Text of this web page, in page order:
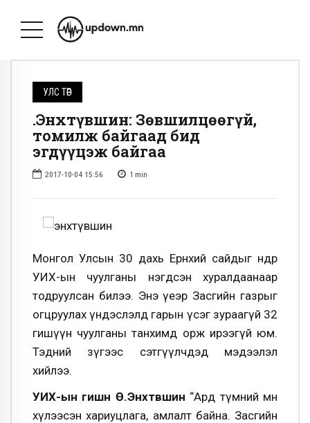
УЛС ТӨР
Ө.Энхтүвшин: Зөвшилцөөгүй,
томилж байгаад бид
эгдүүцэж байгаа
2017-10-04 15:56 1 min
Монгол Улсын 30 дахь Ерөнхий сайдыг өнөөдөр
УИХ-ын чуулганы нэгдсэн хуралдаанаар
тодруулсан билээ. Энэ үеэр Засгийн газрыг
огцруулах үндэслэлд гарын үсэг зураагүй 32
гишүүн чуулганы танхимд орж ирээгүй юм.
Тэдний зүгээс сэтгүүлчдэд мэдээлэл
хийлээ.
УИХ-ын гишүүн Ө.Энхтүвшин “Ард түмний өмнө
хүлээсэн хариуцлага, амлалт байна. Засгийн